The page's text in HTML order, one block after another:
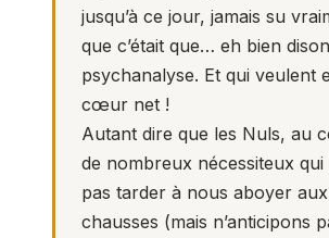
jusqu’à ce jour, jamais su
que c’était que… eh bien
psychanalyse. Et qui veulent
cœur net !
Autant dire que les Nuls, au
de nombreux nécessiteux
pas tarder à nous aboyer aux
chausses (mais n’anticipons